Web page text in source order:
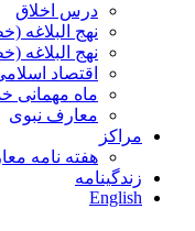
درس اخلاق
نهج البلاغه
نهج البلاغه
اقتصاد
ماه مهمانی
معارف نبوی
مراکز
هفته نامه
زندگینامه
English